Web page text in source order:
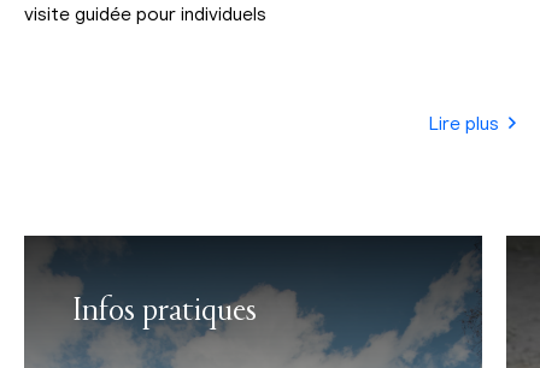
visite guidée pour individuels
Lire plus
Infos pratiques